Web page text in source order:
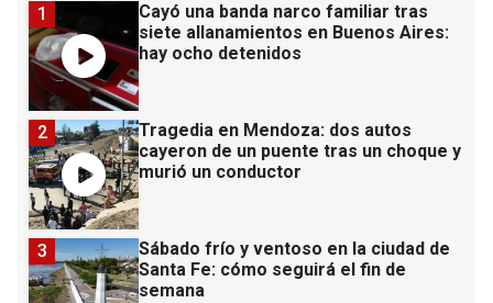
Cayó una banda narco familiar tras
siete allanamientos en Buenos Aires:
hay ocho detenidos
1
Tragedia en Mendoza: dos autos
cayeron de un puente tras un choque y
murió un conductor
2
Sábado frío y ventoso en la ciudad de
Santa Fe: cómo seguirá el fin de
semana
3